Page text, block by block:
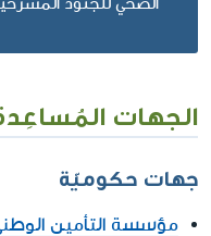
الصحي للجنود
الجهات
جهات حكوميّة
مؤسسة التأمين